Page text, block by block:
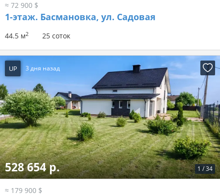
≈ 72 900 $
1-этаж. Басмановка, ул. Садовая
44.5 м2 25 соток
UP 3 дня назад
1 /34
528 654 р.
≈ 179 900 $